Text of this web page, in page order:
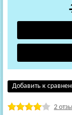
Добавить к
2